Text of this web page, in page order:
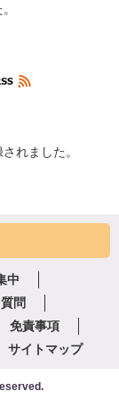
れました。
中
問
免責事項
サイトマップ